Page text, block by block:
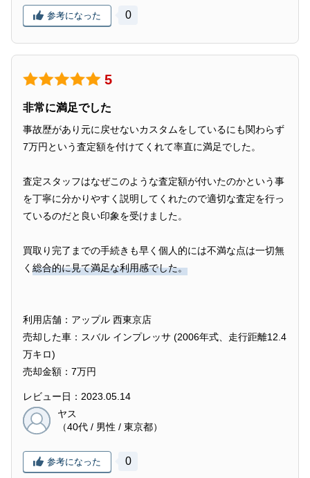
参考になった 0
5
非常に満足でした
事故歴があり元に戻せないカスタムをしているにも関わらず
7万円という査定額を付けてくれて率直に満足でした。
査定スタッフはなぜこのような査定額が付いたのかという事
を丁寧に分かりやすく説明してくれたので適切な査定を行っ
ているのだと良い印象を受けました。
買取り完了までの手続きも早く個人的には不満な点は一切無
く 総合的に見て満足な利用感でした。
利用店舗：アップル 西東京店
売却した車：スバル インプレッサ (2006年式、走行距離12.4
万キロ)
売却金額：7万円
レビュー日：2023.05.14
ヤス
（40代 / 男性 / 東京都）
参考になった 0